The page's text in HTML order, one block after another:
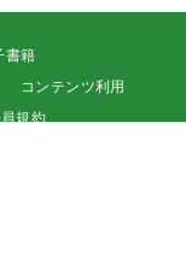
書籍
コンテンツ利用
規約